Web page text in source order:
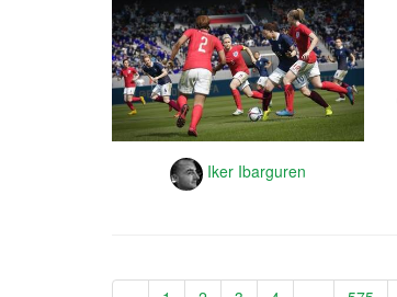
Iker Ibarguren